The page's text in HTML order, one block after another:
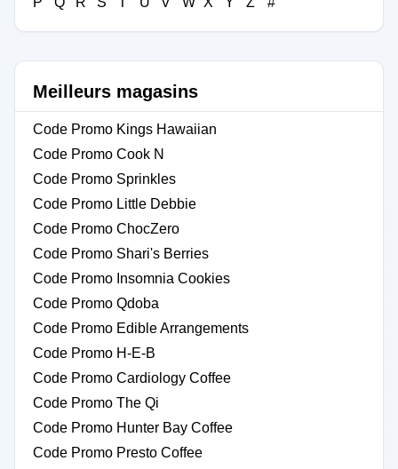
Meilleurs magasins
Code Promo Kings Hawaiian
Code Promo Cook N
Code Promo Sprinkles
Code Promo Little Debbie
Code Promo ChocZero
Code Promo Shari's Berries
Code Promo Insomnia Cookies
Code Promo Qdoba
Code Promo Edible Arrangements
Code Promo H-E-B
Code Promo Cardiology Coffee
Code Promo The Qi
Code Promo Hunter Bay Coffee
Code Promo Presto Coffee